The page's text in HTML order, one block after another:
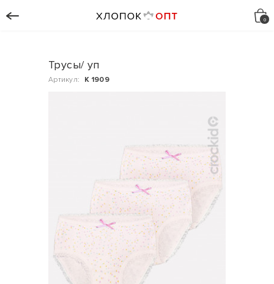
Трусы/ уп
Артикул: К 1909